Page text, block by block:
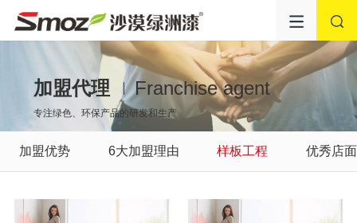
加盟代理 Franchise agent
专注绿色、环保产品的研发和生产
加盟优势 6大加盟理由 样板工程 优秀店面